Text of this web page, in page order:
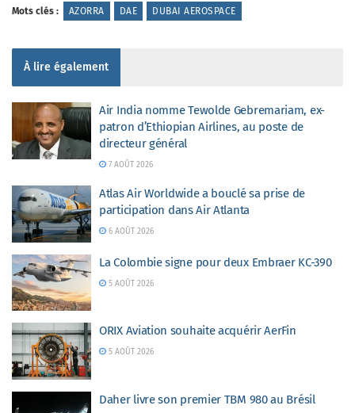
Mots clés : AZORRA DAE DUBAI AEROSPACE
À lire également
Air India nomme Tewolde Gebremariam, ex-
patron d’Ethiopian Airlines, au poste de
directeur général
7 AOÛT 2026
Atlas Air Worldwide a bouclé sa prise de
participation dans Air Atlanta
6 AOÛT 2026
La Colombie signe pour deux Embraer KC-390
5 AOÛT 2026
ORIX Aviation souhaite acquérir AerFin
5 AOÛT 2026
Daher livre son premier TBM 980 au Brésil